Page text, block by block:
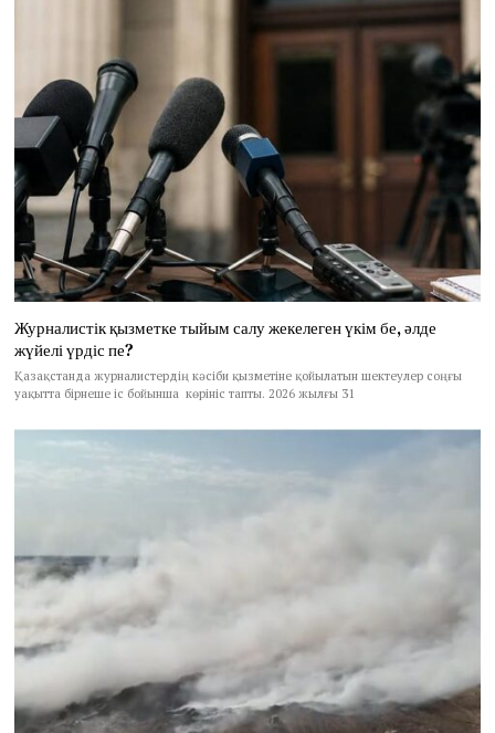
Журналистік қызметке тыйым салу жекелеген үкім бе, әлде
жүйелі үрдіс пе?
Қазақстанда журналистердің кәсіби қызметіне қойылатын шектеулер соңғы
уақытта бірнеше іс бойынша көрініс тапты. 2026 жылғы 31